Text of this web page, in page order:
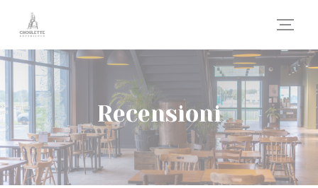
Personalizzazione delle tue scelte sui cookie
Recensioni